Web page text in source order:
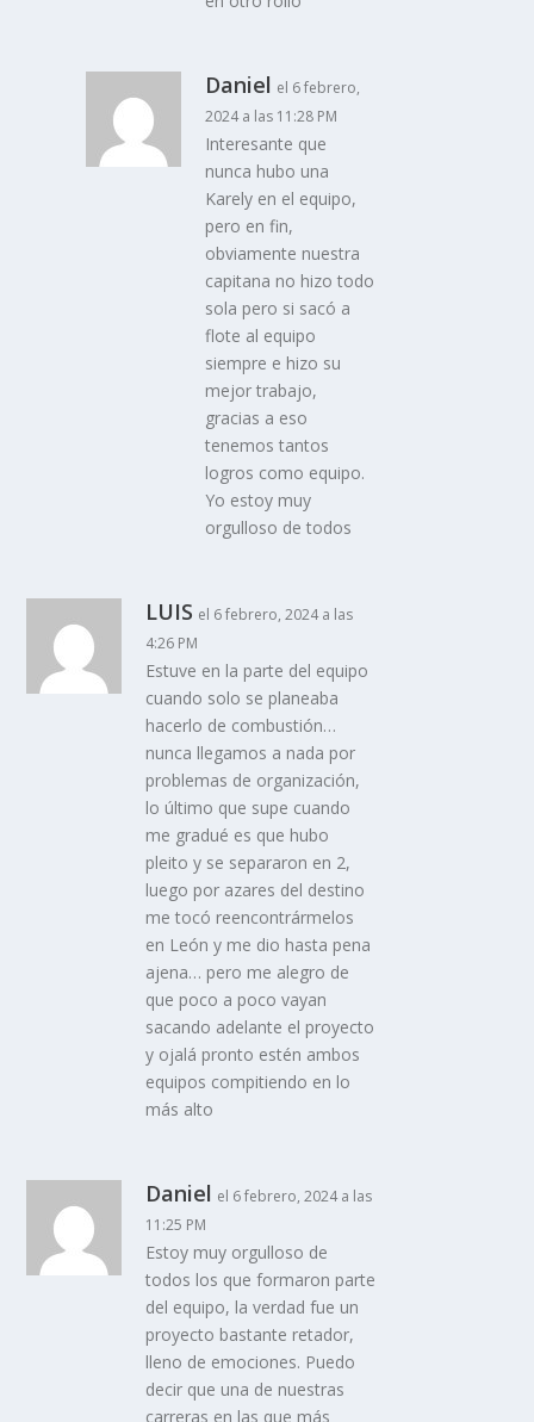
Daniel el 6 febrero,
2024 a las 11:28 PM
Interesante que
nunca hubo una
Karely en el equipo,
pero en fin,
obviamente nuestra
capitana no hizo todo
sola pero si sacó a
flote al equipo
siempre e hizo su
mejor trabajo,
gracias a eso
tenemos tantos
logros como equipo.
Yo estoy muy
orgulloso de todos
LUIS el 6 febrero, 2024 a las
4:26 PM
Estuve en la parte del equipo
cuando solo se planeaba
hacerlo de combustión…
nunca llegamos a nada por
problemas de organización,
lo último que supe cuando
me gradué es que hubo
pleito y se separaron en 2,
luego por azares del destino
me tocó reencontrármelos
en León y me dio hasta pena
ajena… pero me alegro de
que poco a poco vayan
sacando adelante el proyecto
y ojalá pronto estén ambos
equipos compitiendo en lo
más alto
Daniel el 6 febrero, 2024 a las
11:25 PM
Estoy muy orgulloso de
todos los que formaron parte
del equipo, la verdad fue un
proyecto bastante retador,
lleno de emociones. Puedo
decir que una de nuestras
carreras en las que más